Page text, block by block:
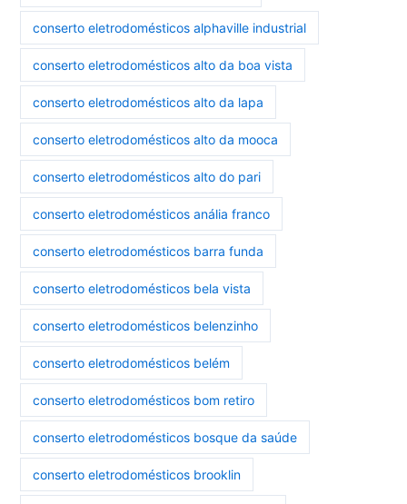
conserto eletrodomésticos alphaville industrial
conserto eletrodomésticos alto da boa vista
conserto eletrodomésticos alto da lapa
conserto eletrodomésticos alto da mooca
conserto eletrodomésticos alto do pari
conserto eletrodomésticos anália franco
conserto eletrodomésticos barra funda
conserto eletrodomésticos bela vista
conserto eletrodomésticos belenzinho
conserto eletrodomésticos belém
conserto eletrodomésticos bom retiro
conserto eletrodomésticos bosque da saúde
conserto eletrodomésticos brooklin